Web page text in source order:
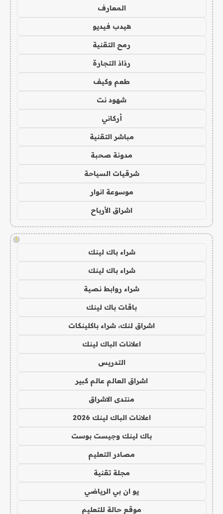
المعارف
هيدب فيديو
رمح التقنية
رذاذ التجارة
طعم وكيف
شهود نت
أركاني
مباشر التقنية
مدونة صحبة
شرقيات السياحة
موسوعة انوار
اشراق الأرباح
!
شراء باك لينك
شراء باك لينك
شراء روابط نصية
باقات باك لينك
اشراق لنك، شراء باكلينكات
اعلانات الباك لينك
التدريس
اشراق العالم عالم كبير
منتدى الاشراق
اعلانات الباك لينك 2026
باك لينك وجيست بوست
مصادر التعليم
مجلة تقنية
يو ان بي الرياضي
موقع حالة للتعليم